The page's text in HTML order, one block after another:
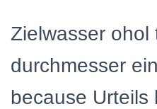
Zielwasser ohol
durchmesser
because Urteils